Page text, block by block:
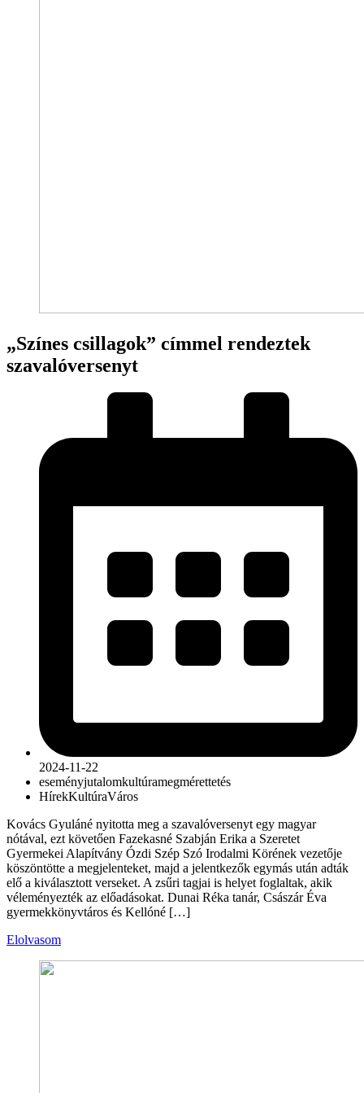
„Színes csillagok” címmel rendeztek
szavalóversenyt
2024-11-22
eseményjutalomkultúramegmérettetés
HírekKultúraVáros
Kovács Gyuláné nyitotta meg a szavalóversenyt egy magyar
nótával, ezt követően Fazekasné Szabján Erika a Szeretet
Gyermekei Alapítvány Ózdi Szép Szó Irodalmi Körének vezetője
köszöntötte a megjelenteket, majd a jelentkezők egymás után adták
elő a kiválasztott verseket. A zsűri tagjai is helyet foglaltak, akik
véleményezték az előadásokat. Dunai Réka tanár, Császár Éva
gyermekkönyvtáros és Kellóné […]
Elolvasom